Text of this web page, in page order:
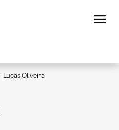
Lucas Oliveira